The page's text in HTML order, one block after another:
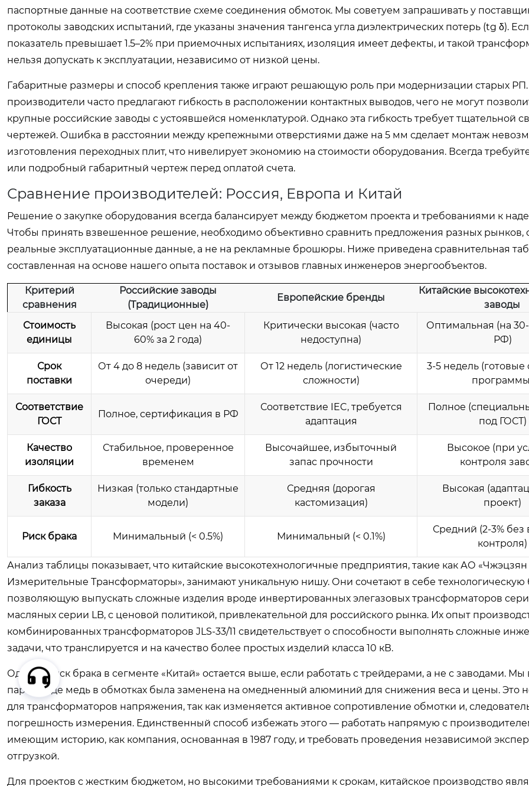
паспортные данные на соответствие схеме соединения обмоток. Мы советуем запрашивать у
протоколы заводских испытаний, где указаны значения тангенса угла диэлектрических потерь (tg δ).
показатель превышает 1.5–2% при приемочных испытаниях, изоляция имеет дефекты, и такой
нельзя допускать к эксплуатации, независимо от низкой цены.
Габаритные размеры и способ крепления также играют решающую роль при модернизации старых РП.
производители часто предлагают гибкость в расположении контактных выводов, чего не могут
крупные российские заводы с устоявшейся номенклатурой. Однако эта гибкость требует тщательной
чертежей. Ошибка в расстоянии между крепежными отверстиями даже на 5 мм сделает монтаж
изготовления переходных плит, что нивелирует экономию на стоимости оборудования. Всегда
или подробный габаритный чертеж перед оплатой счета.
Сравнение производителей: Россия, Европа и Китай
Решение о закупке оборудования всегда балансирует между бюджетом проекта и требованиями к
Чтобы принять взвешенное решение, необходимо объективно сравнить предложения разных рынков,
реальные эксплуатационные данные, а не на рекламные брошюры. Ниже приведена сравнительная
составленная на основе нашего опыта поставок и отзывов главных инженеров энергообъектов.
Критерий
сравнения
Российские заводы
(Традиционные)
Европейские бренды
Китайские
заводы
Стоимость
единицы
Высокая (рост цен на 40-
60% за 2 года)
Критически высокая (часто
недоступна)
Оптимальная (на
РФ)
Срок
поставки
От 4 до 8 недель (зависит от
очереди)
От 12 недель (логистические
сложности)
3-5 недель (готовые
Соответствие
ГОСТ
Полное, сертификация в РФ
Соответствие IEC, требуется
адаптация
Полное
под ГОСТ)
Качество
изоляции
Стабильное, проверенное
временем
Высочайшее, избыточный
запас прочности
Высокое (при
контроля
Гибкость
заказа
Низкая (только стандартные
модели)
Средняя (дорогая
кастомизация)
Высокая
проект)
Риск брака Минимальный (< 0.5%) Минимальный (< 0.1%)
Средний (2-3% без
контроля)
Анализ таблицы показывает, что китайские высокотехнологичные предприятия, такие как АО «Чжэцзян
Измерительные Трансформаторы», занимают уникальную нишу. Они сочетают в себе технологическую
позволяющую выпускать сложные изделия вроде инвертированных элегазовых трансформаторов
масляных серии LB, с ценовой политикой, привлекательной для российского рынка. Их опыт
комбинированных трансформаторов JLS-33/11 свидетельствует о способности выполнять сложные
задачи, что транслируется и на качество более простых изделий класса 10 кВ.
Однако риск брака в сегменте «Китай» остается выше, если работать с трейдерами, а не с заводами. Мы
партии, где медь в обмотках была заменена на омедненный алюминий для снижения веса и цены. Это
для трансформаторов напряжения, так как изменяется активное сопротивление обмотки и,
погрешность измерения. Единственный способ избежать этого — работать напрямую с
имеющим историю, как компания, основанная в 1987 году, и требовать проведения независимой
отгрузкой.
Для проектов с жестким бюджетом, но высокими требованиями к срокам, китайское производство